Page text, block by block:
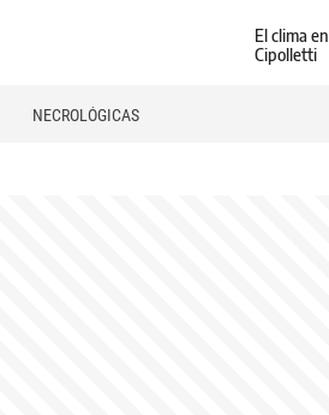
El clima en
Cipolletti
NECROLÓGICAS